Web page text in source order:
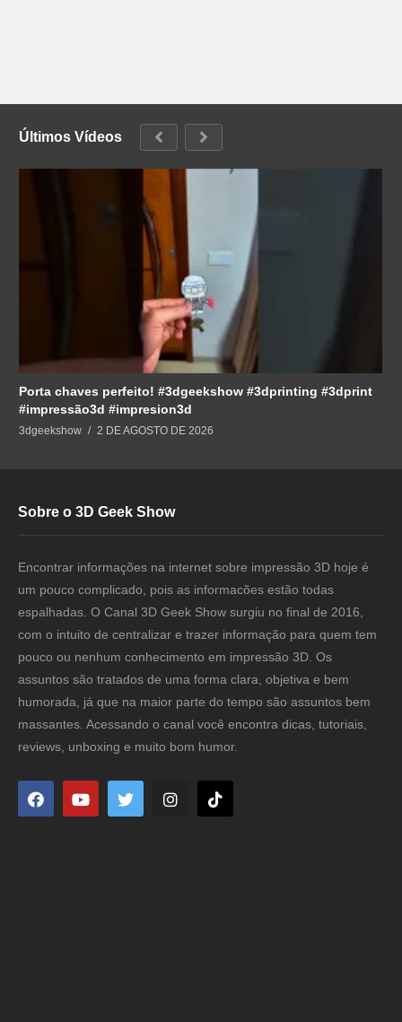
Últimos Vídeos
Porta chaves perfeito! #3dgeekshow #3dprinting #3dprint
#impressão3d #impresion3d
3dgeekshow 2 DE AGOSTO DE 2026
Sobre o 3D Geek Show
Encontrar informações na internet sobre impressão 3D hoje é
um pouco complicado, pois as informacões estão todas
espalhadas. O Canal 3D Geek Show surgiu no final de 2016,
com o intuito de centralizar e trazer informação para quem tem
pouco ou nenhum conhecimento em impressão 3D. Os
assuntos são tratados de uma forma clara, objetiva e bem
humorada, já que na maior parte do tempo são assuntos bem
massantes. Acessando o canal você encontra dicas, tutoriais,
reviews, unboxing e muito bom humor.